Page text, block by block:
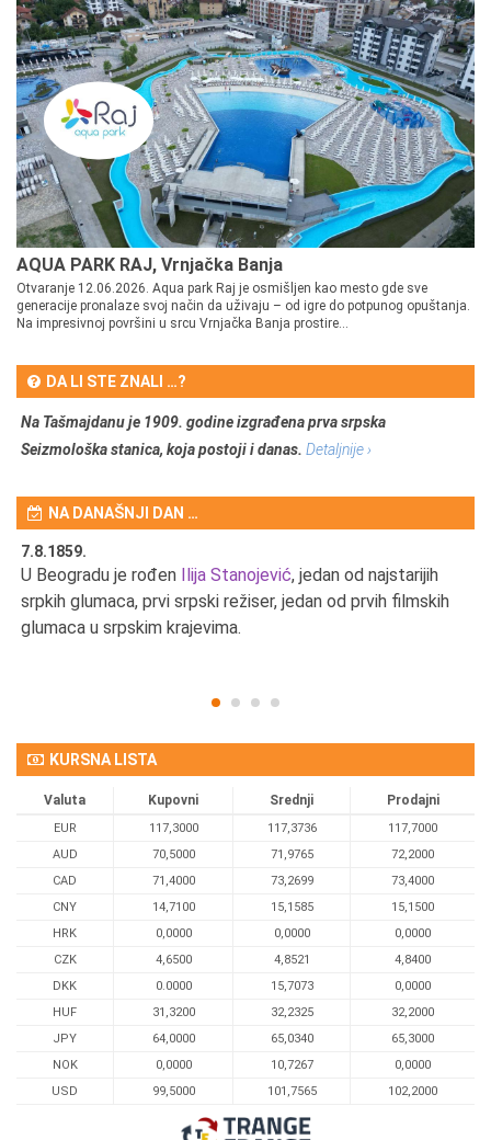
AQUA PARK RAJ, Vrnjačka Banja
Otvaranje 12.06.2026. Aqua park Raj je osmišljen kao mesto gde sve
generacije pronalaze svoj način da uživaju – od igre do potpunog opuštanja.
Na impresivnoj površini u srcu Vrnjačka Banja prostire...
DA LI STE ZNALI …?
Na Tašmajdanu je 1909. godine izgrađena prva srpska
Seizmološka stanica, koja postoji i danas. Detaljnije ›
NA DANAŠNJI DAN …
7.8.1859.
U Beogradu je rođen Ilija Stanojević, jedan od najstarijih
srpkih glumaca, prvi srpski režiser, jedan od prvih filmskih
glumaca u srpskim krajevima.
KURSNA LISTA
Valuta Kupovni Srednji Prodajni
EUR 117,3000 117,3736
117,7000
AUD
70,5000 71,9765
72,2000
CAD
71,4000 73,2699
73,4000
CNY
14,7100 15,1585
15,1500
HRK
0,0000 0,0000
0,0000
CZK
4,6500 4,8521
4,8400
DKK
0.0000 15,7073
0,0000
HUF
31,3200 32,2325
32,2000
JPY
64,0000 65,0340
65,3000
NOK
0,0000 10,7267
0,0000
USD
99,5000 101,7565 102,2000